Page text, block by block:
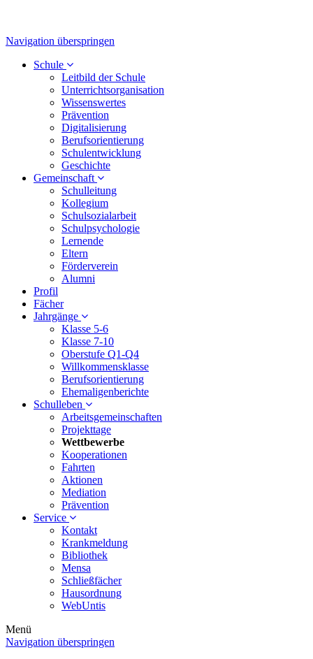
Navigation überspringen
Schule
Leitbild der Schule
Unterrichtsorganisation
Wissenswertes
Prävention
Digitalisierung
Berufsorientierung
Schulentwicklung
Geschichte
Gemeinschaft
Schulleitung
Kollegium
Schulsozialarbeit
Schulpsychologie
Lernende
Eltern
Förderverein
Alumni
Profil
Fächer
Jahrgänge
Klasse 5-6
Klasse 7-10
Oberstufe Q1-Q4
Willkommensklasse
Berufsorientierung
Ehemaligenberichte
Schulleben
Arbeitsgemeinschaften
Projekttage
Wettbewerbe
Kooperationen
Fahrten
Aktionen
Mediation
Prävention
Service
Kontakt
Krankmeldung
Bibliothek
Mensa
Schließfächer
Hausordnung
WebUntis
Menü
Navigation überspringen